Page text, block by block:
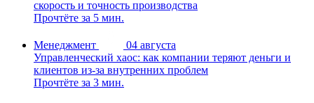
скорость и точность производства
Прочтёте за 5 мин.
Менеджмент
04 августа
Управленческий хаос: как компании теряют деньги и
клиентов из-за внутренних проблем
Прочтёте за 3 мин.